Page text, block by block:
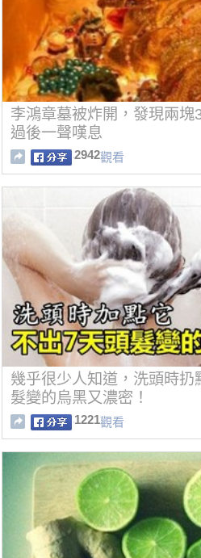
李鴻章墓被炸開，發現兩
過後一聲嘆息
2942觀看
幾乎很少人知道，洗頭時扔
髮變的烏黑又濃密！
1221觀看